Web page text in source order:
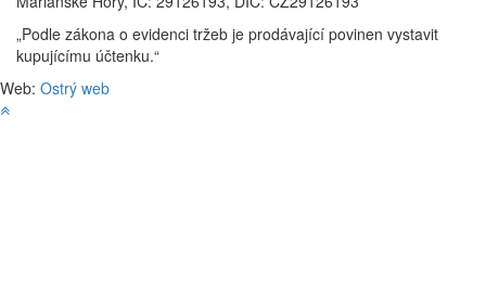
„Podle zákona o evidenci tržeb je prodávající povinen vystavit
kupujícímu účtenku.“
Web: Ostrý web